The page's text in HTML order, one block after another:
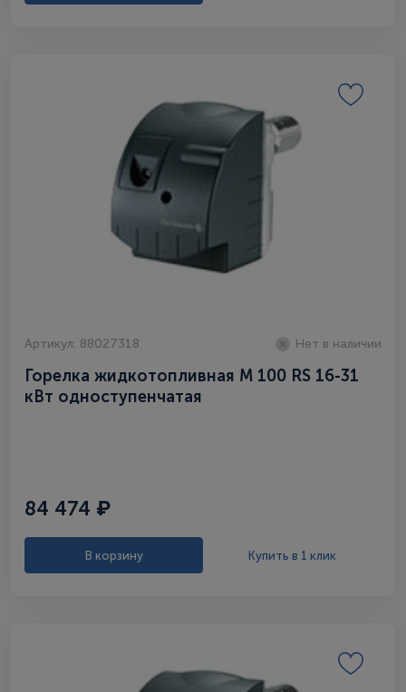
Артикул: 88027318 Нет в наличии
Горелка жидкотопливная M 100 RS 16-31
кВт одноступенчатая
84 474 ₽
В корзину Купить в 1 клик